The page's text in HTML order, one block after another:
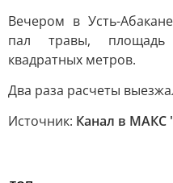
Вечером в Усть-
пал травы,
квадратных метров.
Два раза расчеты
Источник: Канал в МАКС